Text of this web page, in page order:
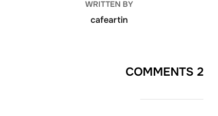
WRITTEN BY
cafeartin
2 COMMENTS